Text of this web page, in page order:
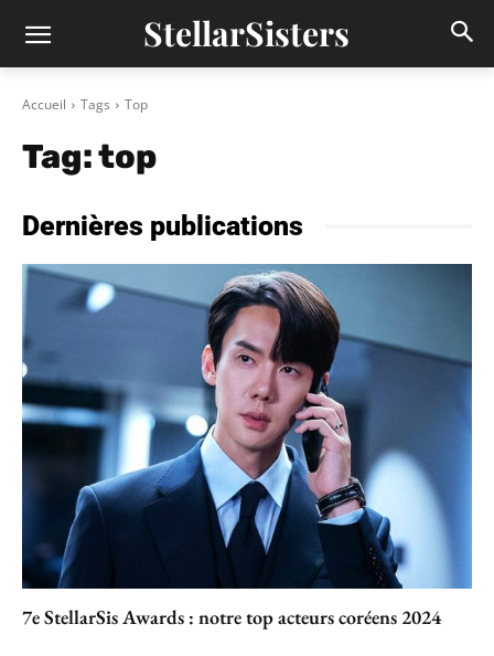
StellarSisters
Accueil Tags Top
Tag:top
Dernières publications
7e StellarSis Awards : notre top acteurs coréens 2024